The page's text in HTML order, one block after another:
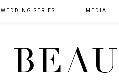
WEDDING SERIES MEDIA